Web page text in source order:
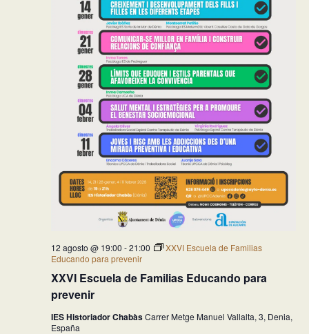
XXVI Escuela de Familias Educando para
prevenir
12 agosto @ 19:00 -21:00
XXVI Escuela de Familias
Educando para prevenir
IES Historiador ChabàsCarrer Metge Manuel Vallalta, 3, Denia,
España